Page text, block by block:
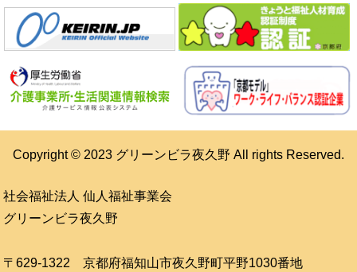
Copyright © 2023 グリーンビラ夜久野 All rights Reserved.
社会福祉法人 仙人福祉事業会
グリーンビラ夜久野
〒629-1322 京都府福知山市夜久野町平野1030番地